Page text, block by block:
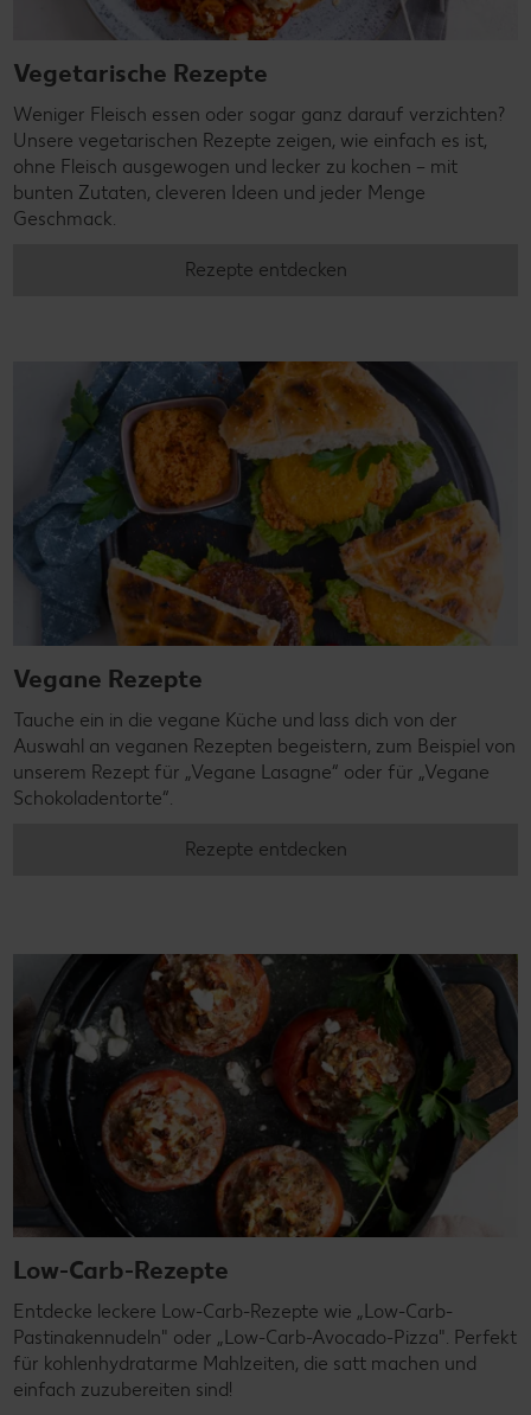
Vegetarische Rezepte
Weniger Fleisch essen oder sogar ganz darauf verzichten?
Unsere vegetarischen Rezepte zeigen, wie einfach es ist,
ohne Fleisch ausgewogen und lecker zu kochen – mit
bunten Zutaten, cleveren Ideen und jeder Menge
Geschmack.
Rezepte entdecken
Vegane Rezepte
Tauche ein in die vegane Küche und lass dich von der
Auswahl an veganen Rezepten begeistern, zum Beispiel von
unserem Rezept für „Vegane Lasagne“ oder für „Vegane
Schokoladentorte“.
Rezepte entdecken
Low-Carb-Rezepte
Entdecke leckere Low-Carb-Rezepte wie „Low-Carb-
Pastinakennudeln" oder „Low-Carb-Avocado-Pizza". Perfekt
für kohlenhydratarme Mahlzeiten, die satt machen und
einfach zuzubereiten sind!